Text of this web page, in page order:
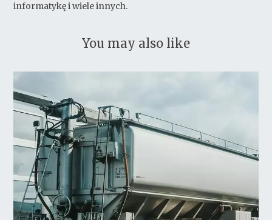
informatykę i wiele innych.
You may also like